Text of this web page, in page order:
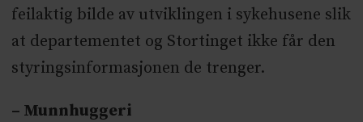
feilaktig bilde av utviklingen i sykehusene slik
at departementet og Stortinget ikke får den
styringsinformasjonen de trenger.
– Munnhuggeri